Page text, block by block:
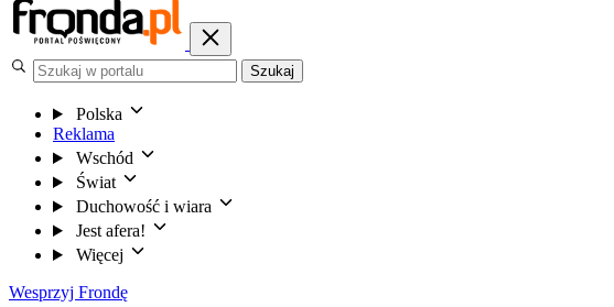
Szukaj
Polska
Reklama
Wschód
Świat
Duchowość i wiara
Jest afera!
Więcej
Wesprzyj Frondę